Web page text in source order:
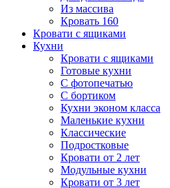
Из массива
Кровать 160
Кровати с ящиками
Кухни
Кровати с ящиками
Готовые кухни
С фотопечатью
С бортиком
Кухни эконом класса
Маленькие кухни
Классические
Подростковые
Кровати от 2 лет
Модульные кухни
Кровати от 3 лет